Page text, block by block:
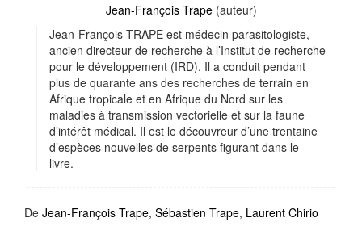
Jean-François Trape(auteur)
Jean-François TRAPE est médecin parasitologiste,
ancien directeur de recherche à l’Institut de recherche
pour le développement (IRD). Il a conduit pendant
plus de quarante ans des recherches de terrain en
Afrique tropicale et en Afrique du Nord sur les
maladies à transmission vectorielle et sur la faune
d’intérêt médical. Il est le découvreur d’une trentaine
d’espèces nouvelles de serpents figurant dans le
livre.
De Jean-François Trape, Sébastien Trape, Laurent Chirio